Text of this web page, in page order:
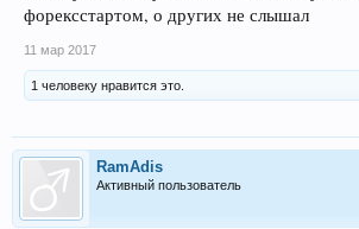
форексстартом, о других не слышал
11 мар 2017
1 человеку нравится это.
RamAdis
Активный пользователь